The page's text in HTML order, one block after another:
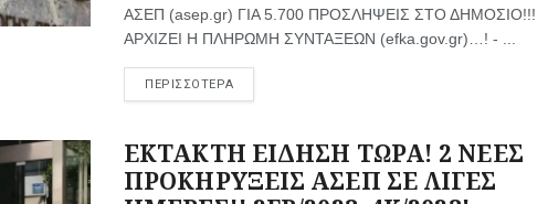
ΑΣΕΠ (asep.gr) ΓΙΑ 5.700 ΠΡΟΣΛΗΨΕΙΣ ΣΤΟ ΔΗΜΟΣΙΟ!!!
ΑΡΧΙΖΕΙ Η ΠΛΗΡΩΜΗ ΣΥΝΤΑΞΕΩΝ (efka.gov.gr)…! - ...
ΠΕΡΙΣΣΟΤΕΡΑ
ΕΚΤΑΚΤΗ ΕΙΔΗΣΗ ΤΩΡΑ! 2 ΝΕΕΣ
ΠΡΟΚΗΡΥΞΕΙΣ ΑΣΕΠ ΣΕ ΛΙΓΕΣ